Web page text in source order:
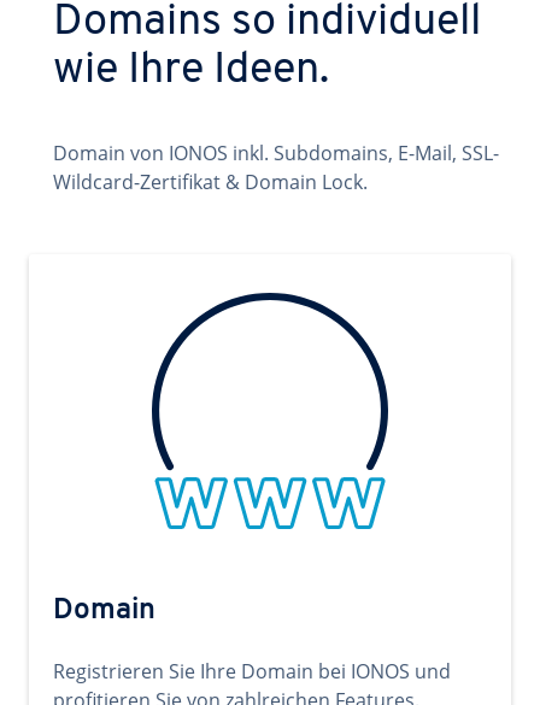
Domains so individuell
wie Ihre Ideen.
Domain von IONOS inkl. Subdomains, E-Mail, SSL-
Wildcard-Zertifikat & Domain Lock.
Domain
Registrieren Sie Ihre Domain bei IONOS und